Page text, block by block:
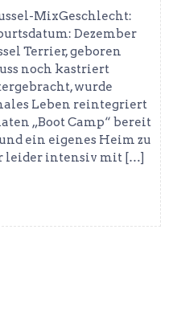
MixGeschlecht:
Dezember
Terrier, geboren
noch kastriert
wurde
Leben reintegriert
„Boot Camp“ bereit
ein eigenes Heim zu
leider intensiv mit […]